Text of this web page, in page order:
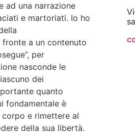
ad una narrazione
e martoriati. Io ho
fronte a un contenuto
per
nasconde le
dei
quanto
fondamentale è
e rimettere al
della sua libertà.